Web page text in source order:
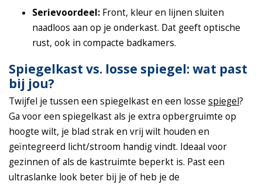
Serievoordeel: Front, kleur en lijnen sluiten
naadloos aan op je onderkast. Dat geeft optische
rust, ook in compacte badkamers.
Spiegelkast vs. losse spiegel: wat past
bij jou?
Twijfel je tussen een spiegelkast en een losse spiegel?
Ga voor een spiegelkast als je extra opbergruimte op
hoogte wilt, je blad strak en vrij wilt houden en
geïntegreerd licht/stroom handig vindt. Ideaal voor
gezinnen of als de kastruimte beperkt is. Past een
ultraslanke look beter bij je of heb je de